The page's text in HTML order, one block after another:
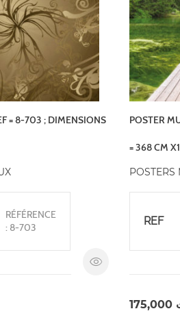
= 8-703 ; DIMENSIONS
RÉFÉRENCE
: 8-703
POSTER
= 368 CM
POSTERS
REF
175,000